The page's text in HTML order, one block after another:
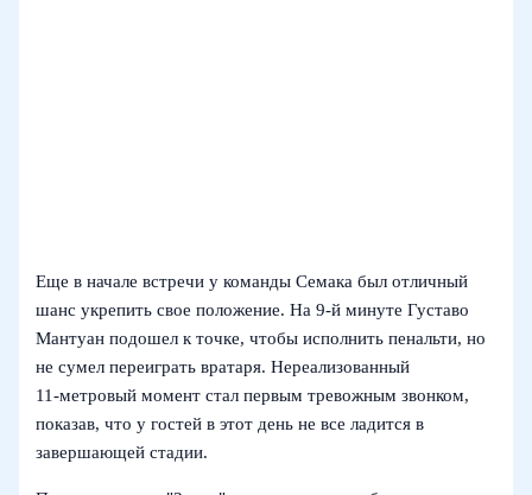
Еще в начале встречи у команды Семака был отличный
шанс укрепить свое положение. На 9‑й минуте Густаво
Мантуан подошел к точке, чтобы исполнить пенальти, но
не сумел переиграть вратаря. Нереализованный
11‑метровый момент стал первым тревожным звонком,
показав, что у гостей в этот день не все ладится в
завершающей стадии.